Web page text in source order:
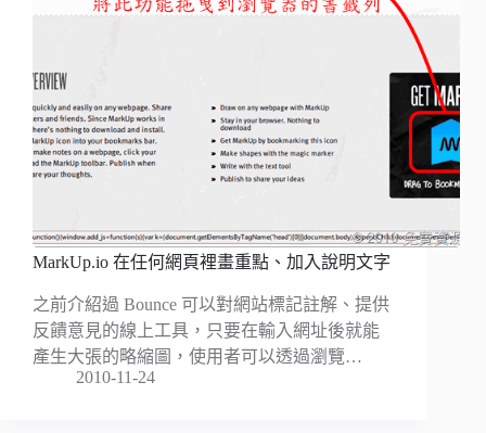
MarkUp.io 在任何網頁裡畫重點、加入說明文字
之前介紹過 Bounce 可以對網站標記註解、提供
反饋意見的線上工具，只要在輸入網址後就能
產生大張的略縮圖，使用者可以透過瀏覽…
2010-11-24